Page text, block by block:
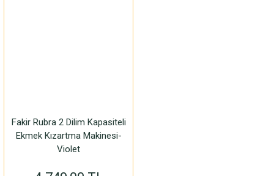
Fakir Rubra 2 Dilim Kapasiteli
Ekmek Kızartma Makinesi-
Violet